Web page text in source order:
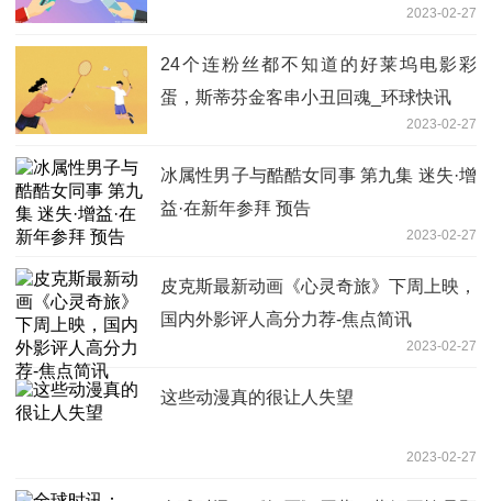
2023-02-27
24个连粉丝都不知道的好莱坞电影彩
蛋，斯蒂芬金客串小丑回魂_环球快讯
2023-02-27
冰属性男子与酷酷女同事 第九集 迷失·增
益·在新年参拜 预告
2023-02-27
皮克斯最新动画《心灵奇旅》下周上映，
国内外影评人高分力荐-焦点简讯
2023-02-27
这些动漫真的很让人失望
2023-02-27